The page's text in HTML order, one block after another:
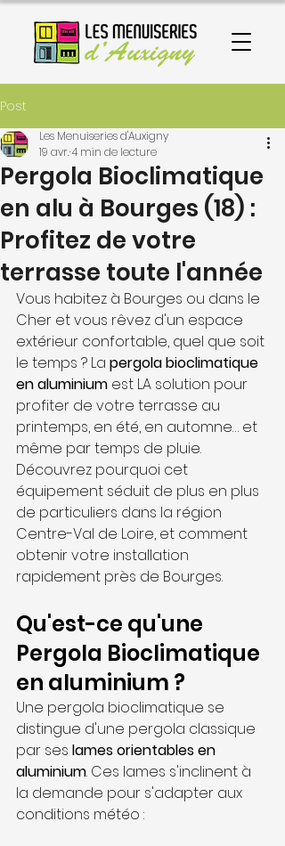
Post
Pergola Bioclimatique
en alu à Bourges (18) :
Profitez de votre
terrasse toute l'année
Les Menuiseries d'Auxigny
19 avr.4 min de lecture
Vous habitez à Bourges ou dans le
Cher et vous rêvez d'un espace
extérieur confortable, quel que soit
le temps ? La pergola bioclimatique
en aluminium est LA solution pour
profiter de votre terrasse au
printemps, en été, en automne… et
même par temps de pluie.
Découvrez pourquoi cet
équipement séduit de plus en plus
de particuliers dans la région
Centre-Val de Loire, et comment
obtenir votre installation
rapidement près de Bourges.
Qu'est-ce qu'une
Pergola Bioclimatique
en aluminium ?
Une pergola bioclimatique se
distingue d'une pergola classique
par ses lames orientables en
aluminium. Ces lames s'inclinent à
la demande pour s'adapter aux
conditions météo :